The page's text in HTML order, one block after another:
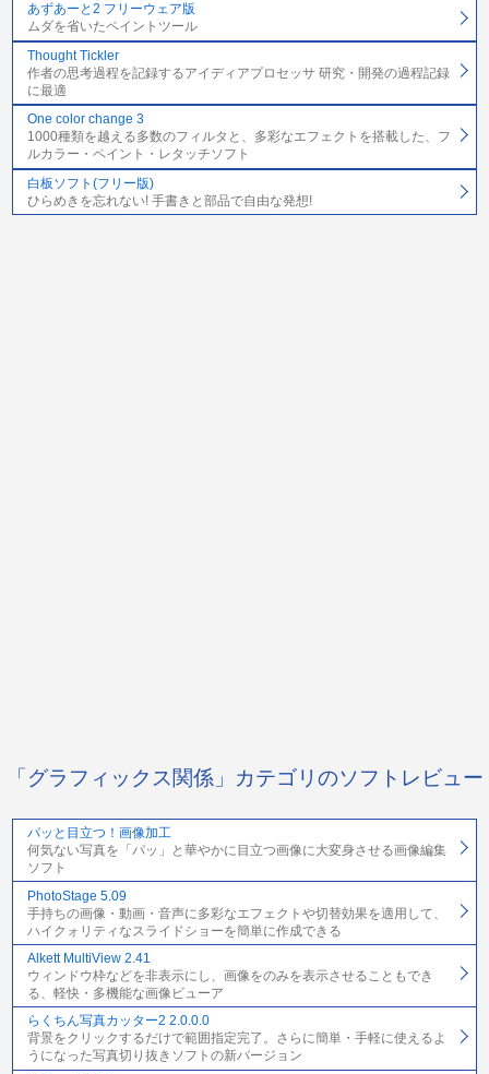
あずあーと2 フリーウェア版
ムダを省いたペイントツール
Thought Tickler
作者の思考過程を記録するアイディアプロセッサ 研究・開発の過程記録
に最適
One color change 3
1000種類を越える多数のフィルタと、多彩なエフェクトを搭載した、フ
ルカラー・ペイント・レタッチソフト
白板ソフト(フリー版)
ひらめきを忘れない! 手書きと部品で自由な発想!
「グラフィックス関係」カテゴリのソフトレビュー
パッと目立つ！画像加工
何気ない写真を「パッ」と華やかに目立つ画像に大変身させる画像編集
ソフト
PhotoStage 5.09
手持ちの画像・動画・音声に多彩なエフェクトや切替効果を適用して、
ハイクォリティなスライドショーを簡単に作成できる
Alkett MultiView 2.41
ウィンドウ枠などを非表示にし、画像をのみを表示させることもでき
る、軽快・多機能な画像ビューア
らくちん写真カッター2 2.0.0.0
背景をクリックするだけで範囲指定完了。さらに簡単・手軽に使えるよ
うになった写真切り抜きソフトの新バージョン